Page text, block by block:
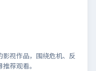
视作品，围绕危机、反
荐观看。